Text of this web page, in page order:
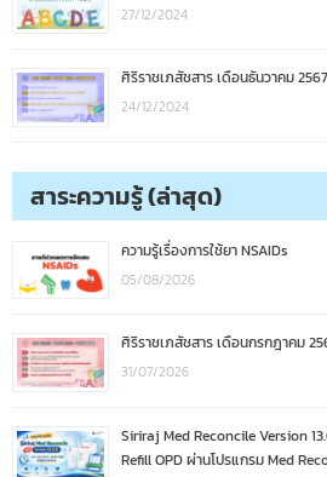
27/12/2024
ศิริราชเภสัชสาร เดือนธันวาคม 2567
24/12/2024
สาระความรู้ (ล่าสุด)
ความรู้เรื่องการใช้ยา NSAIDs
05/08/2026
ศิริราชเภสัชสาร เดือนกรกฎาคม
31/07/2026
Siriraj Med Reconcile Version
Refill OPD ผ่านโปรแกรม Med